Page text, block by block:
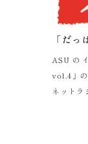
「だ
ASUの
vol.4」
ネットラ